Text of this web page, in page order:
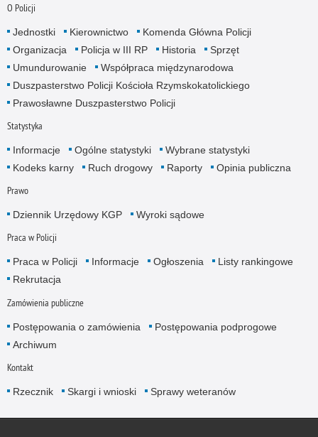
O Policji
Jednostki Kierownictwo
Komenda Główna Policji
Organizacja
Policja w III RP Historia
Sprzęt
Umundurowanie
Współpraca międzynarodowa
Duszpasterstwo Policji Kościoła Rzymskokatolickiego
Prawosławne Duszpasterstwo Policji
Statystyka
Informacje Ogólne statystyki
Wybrane statystyki
Kodeks karny
Ruch drogowy Raporty Opinia publiczna
Prawo
Dziennik Urzędowy KGP Wyroki sądowe
Praca w Policji
Praca w Policji Informacje Ogłoszenia
Listy rankingowe
Rekrutacja
Zamówienia publiczne
Postępowania o zamówienia
Postępowania podprogowe
Archiwum
Kontakt
Rzecznik Skargi i wnioski Sprawy weteranów